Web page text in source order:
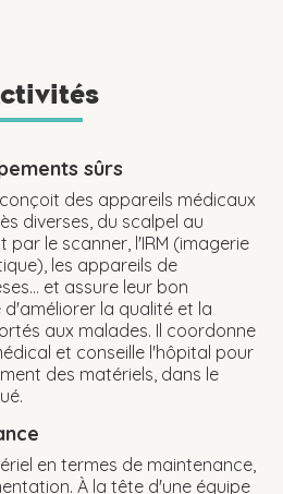
sûrs
des appareils médicaux
diverses, du scalpel au
le scanner, l'IRM (imagerie
les appareils de
et assure leur bon
la qualité et la
aux malades. Il coordonne
et conseille l'hôpital pour
des matériels, dans le
en termes de maintenance,
À la tête d'une équipe